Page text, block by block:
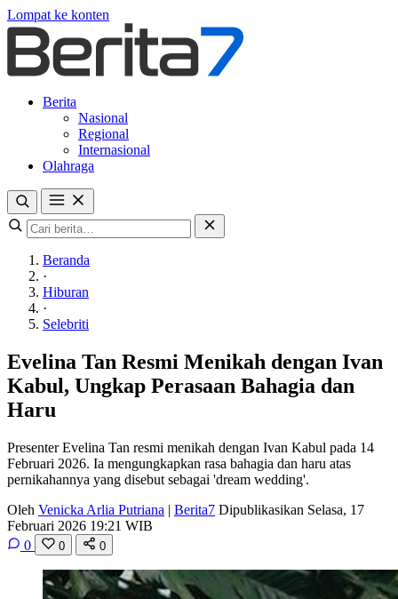
Lompat ke konten
Berita
Nasional
Regional
Internasional
Olahraga
Beranda
·
Hiburan
·
Selebriti
Evelina Tan Resmi Menikah dengan Ivan
Kabul, Ungkap Perasaan Bahagia dan
Haru
Presenter Evelina Tan resmi menikah dengan Ivan Kabul pada 14
Februari 2026. Ia mengungkapkan rasa bahagia dan haru atas
pernikahannya yang disebut sebagai 'dream wedding'.
Oleh Venicka Arlia Putriana | Berita7 Dipublikasikan Selasa, 17
Februari 2026 19:21 WIB
0
0 0